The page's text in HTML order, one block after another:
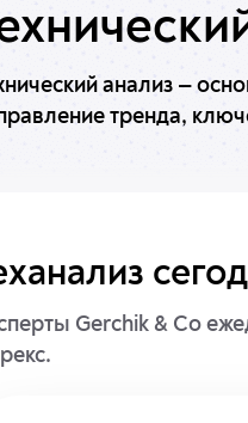
анализ —
тренда,
Gerchik & Co